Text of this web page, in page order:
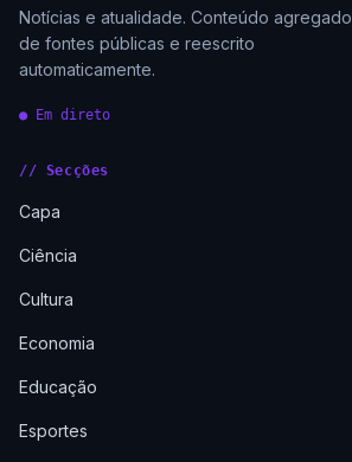
Notícias e atualidade. Conteúdo agregado
de fontes públicas e reescrito
automaticamente.
● Em direto
// Secções
Capa
Ciência
Cultura
Economia
Educação
Esportes